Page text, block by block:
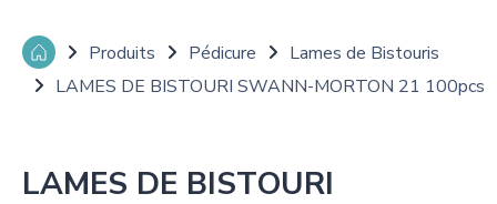
Produits Pédicure
Lames de Bistouris
LAMES DE BISTOURI SWANN-MORTON 21 100pcs
LAMES DE BISTOURI